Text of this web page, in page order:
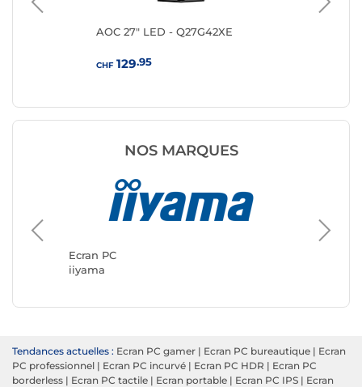
AOC 27" LED - Q27G42XE
CHF129.95
NOS MARQUES
Ecran PC
iiyama
Ecran
ASUS
Tendances actuelles : Ecran PC gamer | Ecran PC bureautique | Ecran
PC professionnel | Ecran PC incurvé | Ecran PC HDR | Ecran PC
borderless | Ecran PC tactile | Ecran portable | Ecran PC IPS | Ecran